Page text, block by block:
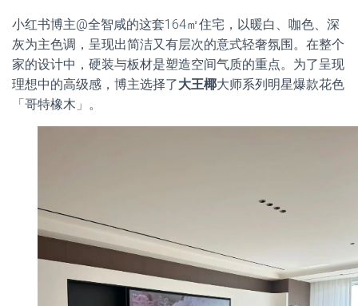
小红书博主@全智咸的这套164㎡住宅，以暖白、咖色、深
灰为主色调，呈现出简洁又有层次的意式轻奢氛围。在整个
家的设计中，硬装与板材是塑造空间气质的重点。为了呈现
理想中的高级感，博主选择了大王椰大师系列明星爆款花色
「哥特橡木」。